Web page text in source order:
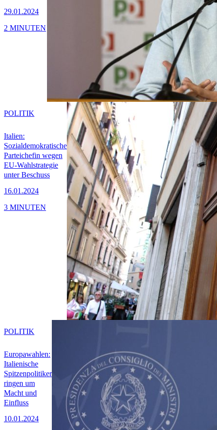
29.01.2024
2 MINUTEN
Italien:
Sozialdemokratische
Parteichefin wegen
EU-Wahlstrategie
unter Beschuss
16.01.2024
POLITIK
3 MINUTEN
Europawahlen:
Italienische
Spitzenpolitiker
ringen um
Macht und
Einfluss
10.01.2024
POLITIK